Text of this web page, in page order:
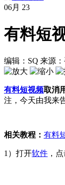
06月 23
有料短
编辑：SQ 来源
有料短视频取消
注，今天由我来
相关教程： 有料
1）打开软件 ，